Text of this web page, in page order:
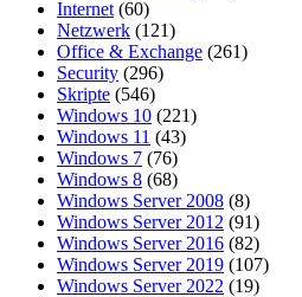
Internet(60)
Netzwerk (121)
Office & Exchange (261)
Security (296)
Skripte (546)
Windows 10 (221)
Windows 11 (43)
Windows 7 (76)
Windows 8 (68)
Windows Server 2008 (8)
Windows Server 2012 (91)
Windows Server 2016 (82)
Windows Server 2019 (107)
Windows Server 2022 (19)